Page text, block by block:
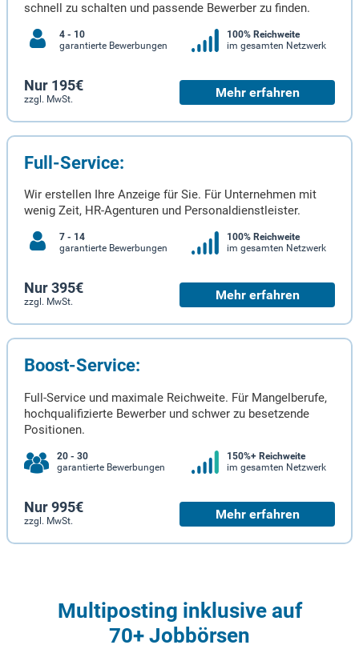
schnell zu schalten und passende Bewerber zu finden.
4 - 10
garantierte Bewerbungen
100% Reichweite
im gesamten Netzwerk
Nur 195€
zzgl. MwSt. Mehr erfahren
Full-Service:
Wir erstellen Ihre Anzeige für Sie. Für Unternehmen mit
wenig Zeit, HR-Agenturen und Personaldienstleister.
7 - 14
garantierte Bewerbungen
100% Reichweite
im gesamten Netzwerk
Nur 395€
zzgl. MwSt. Mehr erfahren
Boost-Service:
Full-Service und maximale Reichweite. Für Mangelberufe,
hochqualifizierte Bewerber und schwer zu besetzende
Positionen.
20 - 30
garantierte Bewerbungen
150%+ Reichweite
im gesamten Netzwerk
Nur 995€
zzgl. MwSt. Mehr erfahren
Multiposting inklusive auf
70+ Jobbörsen